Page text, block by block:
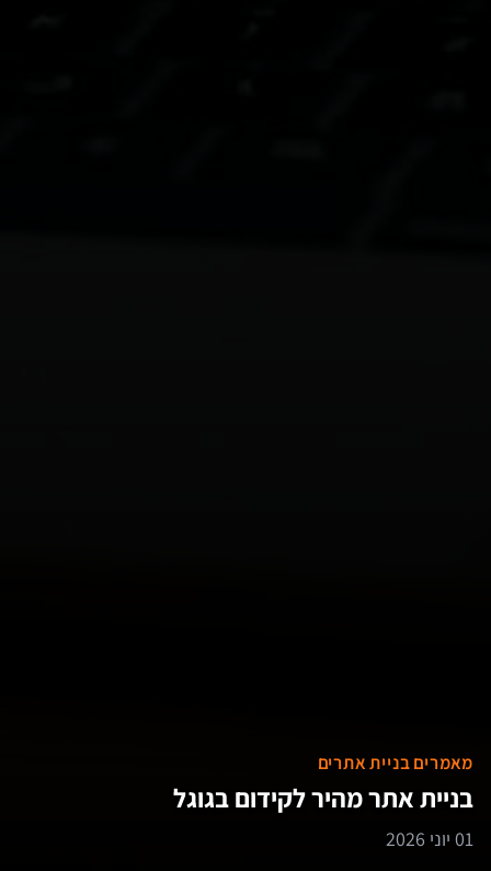
מאמרים בניית אתרים
בניית אתר מהיר לקידום בגוגל
01 יוני 2026